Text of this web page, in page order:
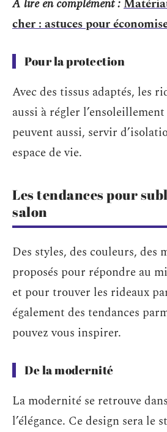
A lire en complément :
cher : astuces pour
Pour la protection
Avec des tissus adaptés, les
aussi à régler
peuvent aussi, servir
espace de vie.
Les tendances pour
salon
Des styles, des couleurs, des
proposés pour répondre au
et pour trouver les rideaux
également des tendances
pouvez vous inspirer.
De la modernité
La modernité se retrouve
l’élégance. Ce design sera le